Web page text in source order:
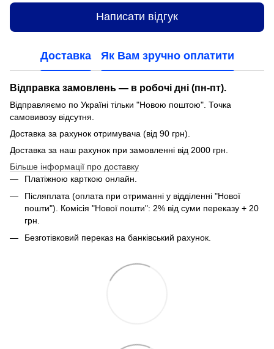
Написати відгук
Доставка Як Вам зручно оплатити
Відправка замовлень — в робочі дні (пн-пт).
Відправляємо по Україні тільки "Новою поштою". Точка
самовивозу відсутня.
Доставка за рахунок отримувача (від 90 грн).
Доставка за наш рахунок при замовленні від 2000 грн.
Більше інформації про доставку
Платіжною карткою онлайн.
Післяплата (оплата при отриманні у відділенні "Нової
пошти"). Комісія "Нової пошти": 2% від суми переказу + 20
грн.
Безготівковий переказ на банківський рахунок.